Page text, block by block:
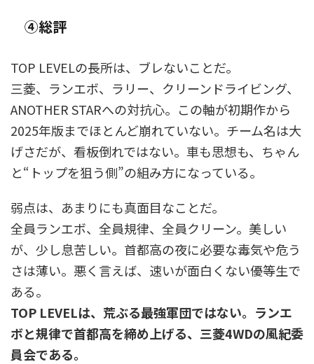
④総評
TOP LEVELの長所は、ブレないことだ。
三菱、ランエボ、ラリー、クリーンドライビング、
ANOTHER STARへの対抗心。この軸が初期作から
2025年版までほとんど崩れていない。チーム名は大
げさだが、看板倒れではない。車も思想も、ちゃん
と“トップを狙う側”の組み方になっている。
弱点は、あまりにも真面目なことだ。
全員ランエボ、全員規律、全員クリーン。美しい
が、少し息苦しい。首都高の夜に必要な毒気や危う
さは薄い。悪く言えば、速いが面白くない優等生で
ある。
TOP LEVELは、荒ぶる最強軍団ではない。ランエ
ボと規律で首都高を締め上げる、三菱4WDの風紀委
員会である。